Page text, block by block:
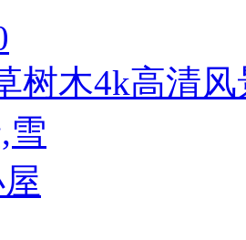
树木4k高清